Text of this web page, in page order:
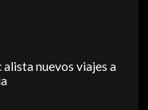
nuevos viajes a